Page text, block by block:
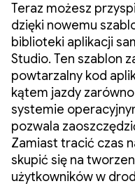
Teraz możesz
dzięki nowemu
biblioteki aplikacji
Studio. Ten szablon
powtarzalny kod
kątem jazdy
systemie
pozwala
Zamiast tracić czas
skupić się na
użytkowników w